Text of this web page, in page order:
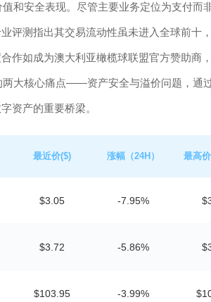
和安全表现。尽管主要业务定位为支付而
评测指出其交易流动性虽未进入全球前十
作如成为澳大利亚橄榄球联盟官方赞助商
大核心痛点——资产安全与溢价问题，通
资产的重要桥梁。
最近价($) 涨幅（24H） 最高价
$3.05 -7.95%
$3.72 -5.86%
$103.95 -3.99%